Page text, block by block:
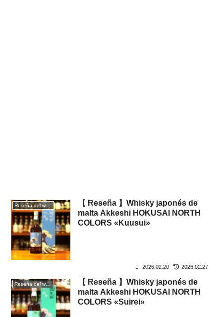
Reseña del whisky
【 Reseña 】Whisky japonés de
malta Akkeshi HOKUSAI NORTH
COLORS «Kuusui»
2026.02.20 2026.02.27
Reseña del whisky
【 Reseña 】Whisky japonés de
malta Akkeshi HOKUSAI NORTH
COLORS «Suirei»